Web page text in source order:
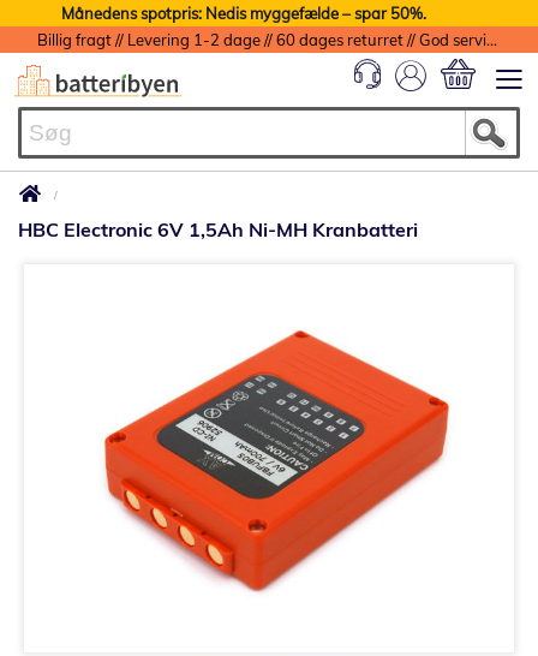
Månedens spotpris: Nedis myggefælde – spar 50%.
Billig fragt // Levering 1-2 dage // 60 dages returret // God service med garanti
HBC Electronic 6V 1,5Ah Ni-MH Kranbatteri